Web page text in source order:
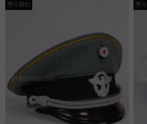
売り切れ 売